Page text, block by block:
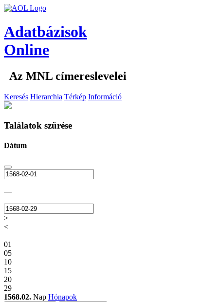
Adatbázisok
Online
Az MNL címereslevelei
Keresés Hierarchia Térkép Információ
Találatok szűrése
Dátum
—
>
<
01
05
10
15
20
29
1568.02. Nap Hónapok